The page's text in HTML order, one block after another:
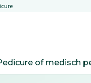
of medisch